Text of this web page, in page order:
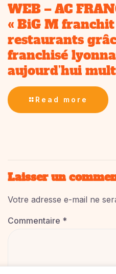
WEB – AC
« BiG M
restaurants
franchisé
aujourd’hui
Read more
Laisser un
Votre adresse e-mail ne
Commentaire *